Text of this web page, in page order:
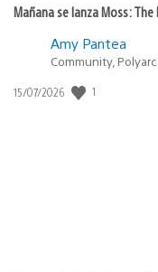
Mañana se lanza Moss:
Amy Pantea
Community, Polyarc
Fecha
15/07/2026 1